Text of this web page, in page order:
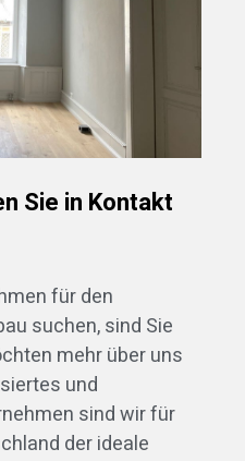
Sie in Kontakt
für den
suchen, sind Sie
mehr über uns
und
sind wir für
der ideale